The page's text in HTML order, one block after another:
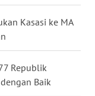
Kasasi ke MA
Republik
Baik